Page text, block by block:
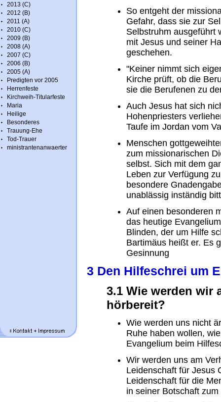
2013 (C)
2012 (B)
2011 (A)
2010 (C)
2009 (B)
2008 (A)
2007 (C)
2006 (B)
2005 (A)
Predigten vor 2005
Herrenfeste
Kirchweih-Titularfeste
Maria
Heilige
Besonderes
Trauung-Ehe
Tod-Trauer
ministrantenanwaerter
So entgeht der
Gefahr, dass sie zur
Selbstruhm ausgeführt
mit Jesus und seiner
geschehen.
"Keiner nimmt sich
Kirche prüft, ob die
sie die Berufenen zu
Auch Jesus hat sich
Hohenpriesters
Taufe im Jordan vom
Menschen
zum missionarischen
selbst. Sich mit dem
Leben zur Verfügung
besondere
unablässig inständig
Auf einen besonderen
das heutige
Blinden, der um Hilfe
Bartimäus heißt er. Es
Gesinnung
3 Den Hilfeschrei um
3.1 Wie werden wir
hörbereit?
Wie werden uns nicht
Ruhe haben wollen,
Evangelium beim
Wir werden uns am
Leidenschaft für Jesus
Leidenschaft für die
in seiner Botschaft